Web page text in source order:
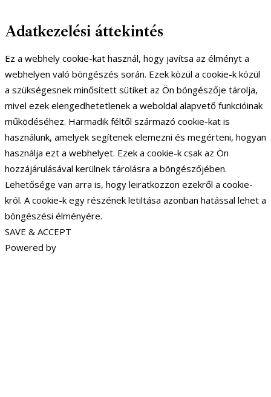
Adatkezelési áttekintés
Ez a webhely cookie-kat használ, hogy javítsa az élményt a
webhelyen való böngészés során. Ezek közül a cookie-k közül
a szükségesnek minősített sütiket az Ön böngészője tárolja,
mivel ezek elengedhetetlenek a weboldal alapvető funkcióinak
működéséhez. Harmadik féltől származó cookie-kat is
használunk, amelyek segítenek elemezni és megérteni, hogyan
használja ezt a webhelyet. Ezek a cookie-k csak az Ön
hozzájárulásával kerülnek tárolásra a böngészőjében.
Lehetősége van arra is, hogy leiratkozzon ezekről a cookie-
król. A cookie-k egy részének letiltása azonban hatással lehet a
böngészési élményére.
SAVE & ACCEPT
Powered by